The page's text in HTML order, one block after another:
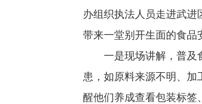
办组织执法人员走进武进
带来一堂别开生面的食品
一是现场讲解，普及
患，如原料来源不明、加
醒他们养成查看包装标签